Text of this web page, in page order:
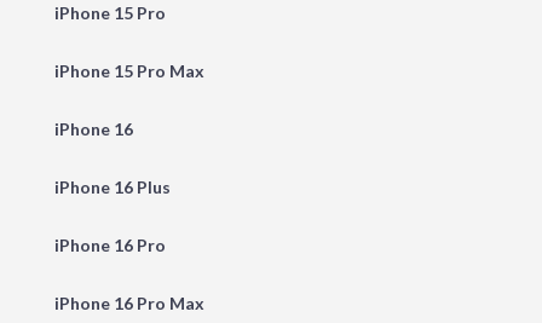
iPhone 15 Pro
iPhone 15 Pro Max
iPhone 16
iPhone 16 Plus
iPhone 16 Pro
iPhone 16 Pro Max